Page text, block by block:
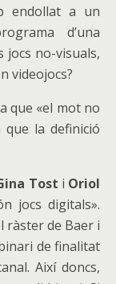
endollat a un
d’una
jocs no-visuals,
videojocs?
que «el mot no
la definició
Tost i Oriol
jocs digitals».
ràster de Baer i
de finalitat
Així doncs,